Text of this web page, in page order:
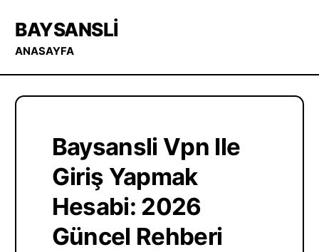
BAYSANSLI
ANASAYFA
Baysansli Vpn Ile
Giriş Yapmak
Hesabi: 2026
Güncel Rehberi